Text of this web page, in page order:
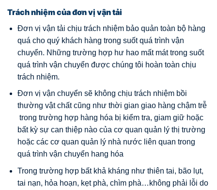
Trách nhiệm của đơn vị vận tải
Đơn vị vận tải chịu trách nhiệm bảo quản toàn bộ hàng
quá cho quý khách hàng trong suốt quá trình vận
chuyển. Những trường hợp hư hao mất mát trong suốt
quá trình vận chuyển được chúng tôi hoàn toàn chịu
trách nhiệm.
Đơn vị vận chuyển sẽ không chịu trách nhiệm bồi
thường vật chất cũng như thời gian giao hàng chậm trễ
trong trường hợp hàng hóa bị kiểm tra, giam giữ hoặc
bất kỳ sự can thiệp nào của cơ quan quản lý thị trường
hoặc các cơ quan quản lý nhà nước liên quan trong
quá trình vận chuyển hang hóa
Trong trường hợp bất khả kháng như thiên tai, bão lụt,
tai nạn, hỏa hoạn, kẹt phà, chìm phà…không phải lỗi do